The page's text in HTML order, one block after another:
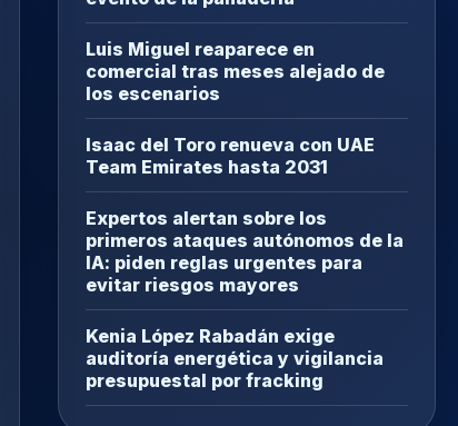
Luis Miguel reaparece en
comercial tras meses alejado de
los escenarios
Isaac del Toro renueva con UAE
Team Emirates hasta 2031
Expertos alertan sobre los
primeros ataques autónomos de la
IA: piden reglas urgentes para
evitar riesgos mayores
Kenia López Rabadán exige
auditoría energética y vigilancia
presupuestal por fracking